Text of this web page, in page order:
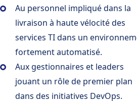
Au personnel impliqué dans la
livraison à haute vélocité des
services TI dans un
fortement automatisé.
Aux gestionnaires et leaders
jouant un rôle de premier plan
dans des initiatives DevOps.